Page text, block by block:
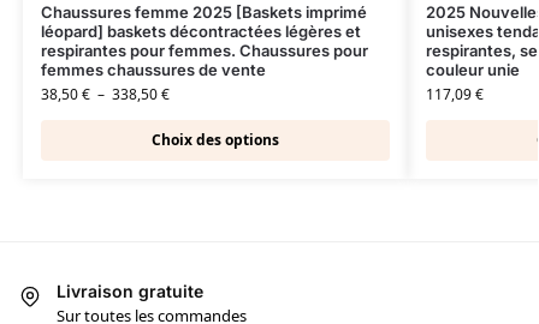
Chaussures femme 2025 [Baskets imprimé
léopard] baskets décontractées légères et
respirantes pour femmes. Chaussures pour
femmes chaussures de vente
38,50€ – 338,50€
Choix des options
2025
unisexes
respirantes,
couleur unie
117,09€
Livraison gratuite
Sur toutes les commandes